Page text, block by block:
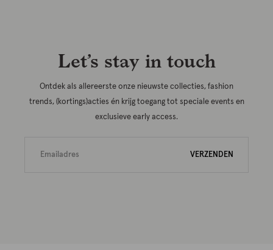
Let’s stay in touch
Ontdek als allereerste onze nieuwste collecties, fashion
trends, (kortings)acties én krijg toegang tot speciale events en
exclusieve early access.
VERZENDEN